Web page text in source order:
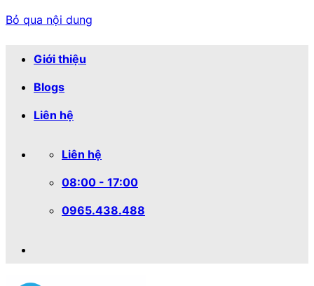
Bỏ qua nội dung
Giới thiệu
Blogs
Liên hệ
Liên hệ
08:00 - 17:00
0965.438.488